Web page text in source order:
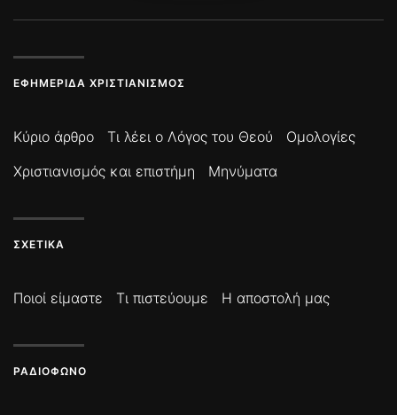
ΕΦΗΜΕΡΊΔΑ ΧΡΙΣΤΙΑΝΙΣΜΌΣ
Κύριο άρθρο Τι λέει ο Λόγος του Θεού
Ομολογίες
Χριστιανισμός και επιστήμη
Μηνύματα
ΣΧΕΤΙΚΆ
Ποιοί είμαστε Τι πιστεύουμε Η αποστολή μας
ΡΑΔΙΌΦΩΝΟ